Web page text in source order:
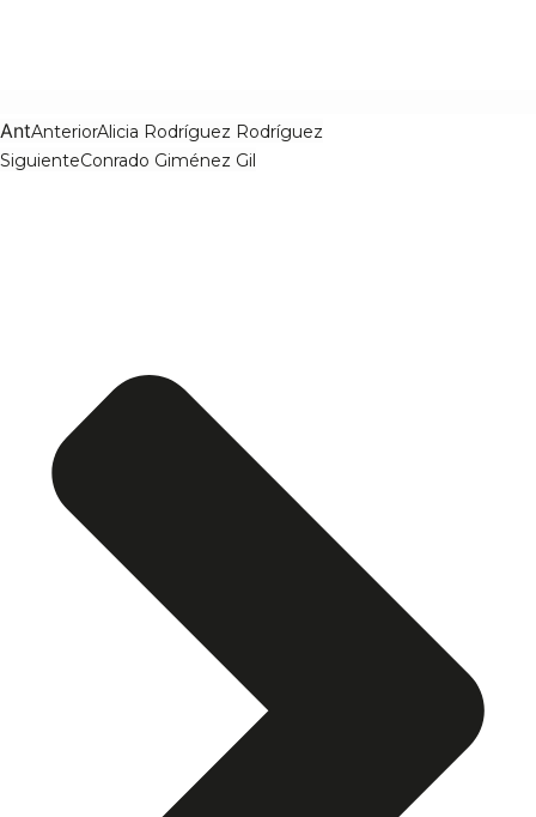
AntAnteriorAlicia Rodríguez Rodríguez
SiguienteConrado Giménez Gil